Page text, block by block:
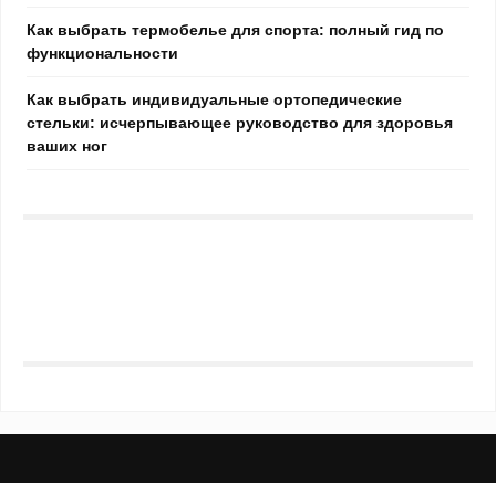
Как выбрать термобелье для спорта: полный гид по
функциональности
Как выбрать индивидуальные ортопедические
стельки: исчерпывающее руководство для здоровья
ваших ног